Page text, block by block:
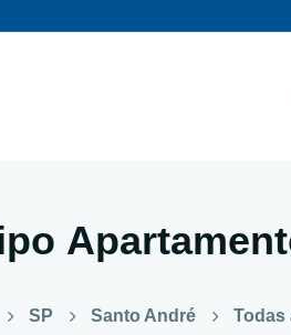
SP Santo André Todas